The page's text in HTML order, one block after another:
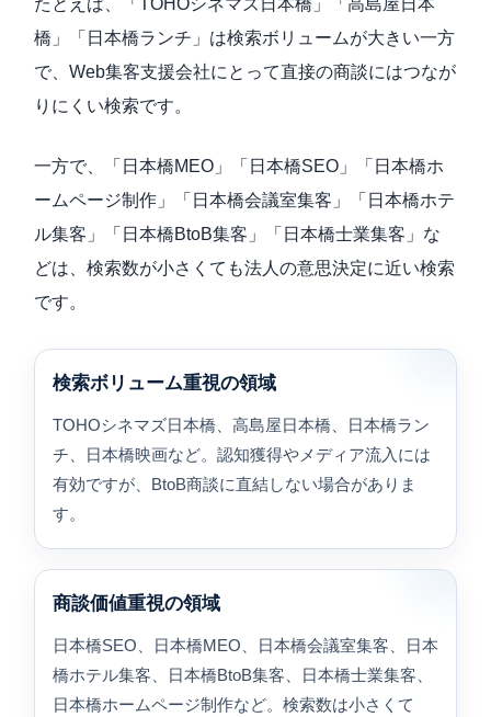
たとえば、「TOHOシネマズ日本橋」「高島屋日本
橋」「日本橋ランチ」は検索ボリュームが大きい一方
で、Web集客支援会社にとって直接の商談にはつなが
りにくい検索です。
一方で、「日本橋MEO」「日本橋SEO」「日本橋ホ
ームページ制作」「日本橋会議室集客」「日本橋ホテ
ル集客」「日本橋BtoB集客」「日本橋士業集客」な
どは、検索数が小さくても法人の意思決定に近い検索
です。
検索ボリューム重視の領域
TOHOシネマズ日本橋、高島屋日本橋、日本橋ラン
チ、日本橋映画など。認知獲得やメディア流入には
有効ですが、BtoB商談に直結しない場合がありま
す。
商談価値重視の領域
日本橋SEO、日本橋MEO、日本橋会議室集客、日本
橋ホテル集客、日本橋BtoB集客、日本橋士業集客、
日本橋ホームページ制作など。検索数は小さくて